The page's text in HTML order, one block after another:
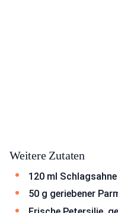
Weitere Zutaten
120 ml Schlagsahne
50 g geriebener